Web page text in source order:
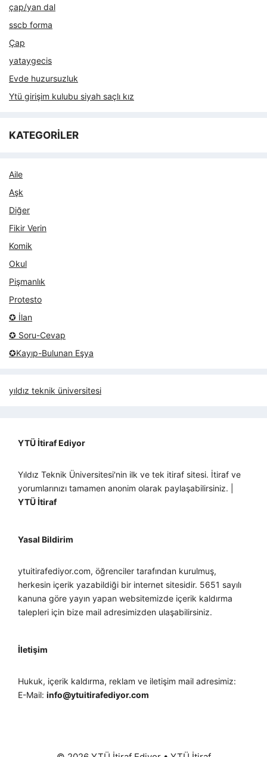
çap/yan dal
sscb forma
Çap
yataygecis
Evde huzursuzluk
Ytü girişim kulubu siyah saçlı kız
KATEGORİLER
Aile
Aşk
Diğer
Fikir Verin
Komik
Okul
Pişmanlık
Protesto
✪ İlan
✪ Soru-Cevap
✪Kayıp-Bulunan Eşya
yıldız teknik üniversitesi
YTÜ İtiraf Ediyor
Yıldız Teknik Üniversitesi'nin ilk ve tek itiraf sitesi. İtiraf ve
yorumlarınızı tamamen anonim olarak paylaşabilirsiniz. |
YTÜ İtiraf
Yasal Bildirim
ytuitirafediyor.com, öğrenciler tarafından kurulmuş,
herkesin içerik yazabildiği bir internet sitesidir. 5651 sayılı
kanuna göre yayın yapan websitemizde içerik kaldırma
talepleri için bize mail adresimizden ulaşabilirsiniz.
İletişim
Hukuk, içerik kaldırma, reklam ve iletişim mail adresimiz:
E-Mail: info@ytuitirafediyor.com